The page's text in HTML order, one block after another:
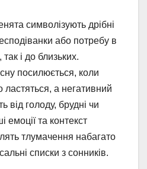
символізують дрібні
або потребу в
і до близьких.
посилюється, коли
а негативний
голоду, брудні чи
емоції та контекст
тлумачення набагато
списки з сонників.